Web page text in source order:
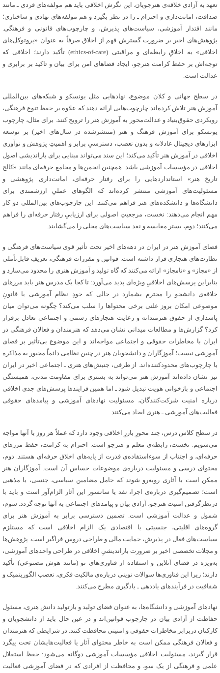
تعهد به آزادی خلاقه‌ی هنرجویان‌. این نگرش اخلاقی باید هم مولفه‌های فردی ـ مانند
صداقت، امانت‌داری و احترام ـ را در نظر بگیرد و هم مولفه‌های نهادی و ساختاری؛
مانند اقتدار آموزشی، سیاست‌های پذیرش، و چارچوب‌های قانونی و فرهنگی‌.
پژوهش‌های اخیر بر ضرورت گسترش فهم از اخلاق صرفاً به عنوان «پروتوکل‌های
اخلاقی» به اخلاقِ رابطه‌ای و مراقبتی (ethics-of-care) تأکید دارند؛ اخلاقی که
توجه‌اش بر حفظ کرامت هنرجو، ایجاد فضاهای امن برای بیان و تاکید بر برابری و
عدالت است‌.
در سطح جهانی و کلان موضوع، نهادهایی مثل یونسکو و شبکه‌های بین‌المللی
آموزش هنر تلاش کرده‌اند چارچوب‌هایی ارائه دهند که علاوه بر حفظ تنوع فرهنگی،
رویکردی حقوق‌بنیاد و عدالت‌محور به آموزش هنر را ترویج کنند‌. برای مثال، چارچوب
یونسکو برای آموزش فرهنگ و هنر (منتشرشده در سال‌های اخیر) بر توسعه
ابزارهای دیجیتال عادلانه و بدون تعصب، دسترسیِ برابر و اهمیتِ پژوهش و نوآوری
اخلاقی در آموزش هنر تأکید می‌کند؛ این سند می‌تواند مبنایی برای بازاندیشی اصول
اخلاقی در مؤسسات آموزشی باشد‌. همچنین انجمن‌ها و مجامع حرفه‌ای مانند «کالج
تاریخ هنر» استانداردهایی را برای رفتار حرفه‌ای، امانت‌داری پژوهشی و
مسئولیت‌های آموزشی منتشر کرده‌اند که الگوهای عملیِ ارزشمندی برای
دانشگاه‌ها و دانشکده‌های هنر فراهم می‌کنند‌. این چارچوب‌های بین‌المللی دو کار
مهم انجام می‌دهند: نخست، مرجعیتِ اصولی برای ارزیابیِ رفتار حرفه‌ای را فراهم
می‌کنند؛ دوم، بستر مقایسه و نقد سیاست‌های محلی را می‌گشایند‌.
فضای آموزش هنر در ایران در دهه‌های اخیر تحت تأثیر قوی سیاست‌های فرهنگی و
نظارت‌های هنجاری قرار داشته است‌. قوانین و مقررات فرهنگی، تعریفِ قابل‌تأملی
از «مجاز» و «نامجاز» ارائه می‌کنند که گاه تولید و آموزش هنری را محدود می‌سازد و
بنابراین پرسش‌های اخلاقیِ ویژه‌ای پدید می‌آورد: تا کجا یک مدرس هنر باید مرزهای
خلاقه‌ی دانشجو را محترم بشمارد در حالی که خودِ نظام آموزشی یا قانونِ
موضوعی امکان بروز علنی برخی محتواها را سلب می‌کند؟ چگونه می‌توان میان
پاسداری از حقوق هنرمندانه و رعایت هنجارهای رسمی و اجتماعی تعادل برقرار
کرد؟ گزارش‌ها و مطالعات میدانی نشان می‌دهد که هنرمندان و فعالان فرهنگی در
ایران با مخاطرات حقوقی و اجتماعی مواجه‌اند و این موضوع بی‌تأثیر بر فضای
آموزشی نیست؛ آموزگاران و دانشجویان هنر در چنین نظامی دائماً مجبور به مذاکره
با چارچوب‌های محدودکننده‌اند‌. از طرفی، جنبش‌های هنری ـ اجتماعی اخیر در ایران
نیز نشان داده‌اند آموزش هنر می‌تواند به بستری برای مقاومت مدنی، همبستگی
اجتماعی و بازخوانی هویت تبدیل شود ـ اما همین فرایندها پرسش‌های جدی اخلاقی
درباره امنیت شرکت‌کنندگان، مسئولیت نهادهای آموزشی و پیامدهای حقوقی
فعالیت‌های آموزشی ـ هنری ایجاد می‌کنند‌.
در سطح کلاس درس، چند محورِ بارزِ اخلاقی وجود دارد که عملاً هر روز با آنها مواجه
می‌شویم‌. نخست، رابطه‌ی معلم و هنرجو است. احترام به کرامت، حفظ مرزهای
حرفه‌ای، و اجتناب از سوءاستفاده‌ی قدرت از پایه‌های اخلاق حرفه‌ای هستند‌. دوم،
محتوای درسی و مسئولیت درباره‌ی موضوعات حساس آن است. آموزگاران هنر
ممکن است با آثاری روبه‌رو شوند که حامل مضامین سیاسی، جنسی، یا مذهبی
است؛ تصمیم‌گیری درباره‌ی اجرا، نقد یا سانسور این آثار الزام‌آور است و باید با
درنظرگرفتن امنیت هنرجو، آزادی بیان و پیامدهای اجتماعی به آنها توجه گردد. سوم،
شمول و عدالت آموزشی است. تضمین دسترسی برابر به آموزش هنر برای
گروه‌های اقلیتی، جنسیتی یا اقتصادی یک الزام اخلاقی است که مستلزم
سیاست‌های فعال در پذیرش، حمایت مالی و طراحی دروس فراگیر است‌. پژوهش‌ها
و مجلات تخصصی اخیر بر ضرورت بازاندیشیِ اخلاقی در طراحی واحدهای آموزشی،
به‌ویژه در فضای آنلاین و استفاده از فناوری‌های نو (مانند هوش مصنوعی) تأکید
دارند؛ زیرا این فناوری‌ها سوالات نوینی درباره‌ی مالکیت فکری، تعصب الگوریتمیک و
شفافیت در فرآیندهای یاددهی ـ یادگیری مطرح می‌کنند‌.
نهادهای آموزشی و دانشگاه‌ها، به عنوان فضای تولید و بازتولید دانش هنری، مسئول
حفاظت از آزادی بیان در چارچوب قوانین‌اند و در عین حال باید از دانشجویان و
کارکنان دربرابر مخاطرات حقوقی و امنیتی محافظت کنند‌. در شرایطی که هنرمندان
و فعالان فرهنگی ممکن است به خاطر محتوای آثار یا فعالیت‌هایشان تحت پیگرد
قرار گیرند، مسئولیت اخلاقی مؤسسات آموزشی دوگانه می‌شود: حفظ استقلال
علمی و فرهنگی از یک سو، و محافظت از افرادی که در فضای آموزشی فعالیت